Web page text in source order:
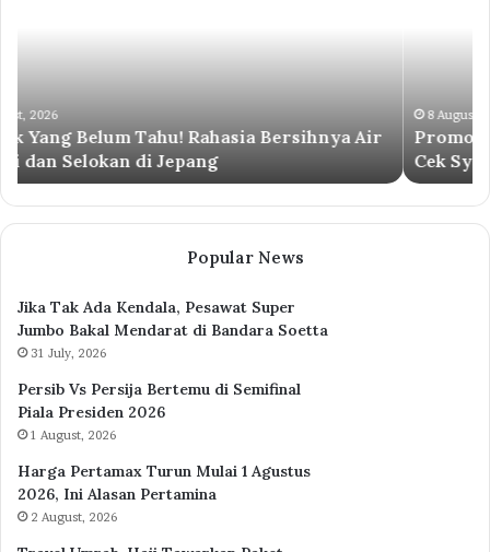
Air
Syaratnya
Promo Diskon Listrik 50 Persen Agustus 2026,
Cek Syaratnya
Popular News
Jika Tak Ada Kendala, Pesawat Super
Jumbo Bakal Mendarat di Bandara Soetta
31 July, 2026
Persib Vs Persija Bertemu di Semifinal
Piala Presiden 2026
1 August, 2026
Harga Pertamax Turun Mulai 1 Agustus
2026, Ini Alasan Pertamina
2 August, 2026